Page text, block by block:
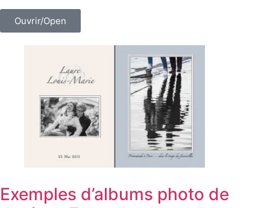
Ouvrir/Open
Exemples d’albums photo de